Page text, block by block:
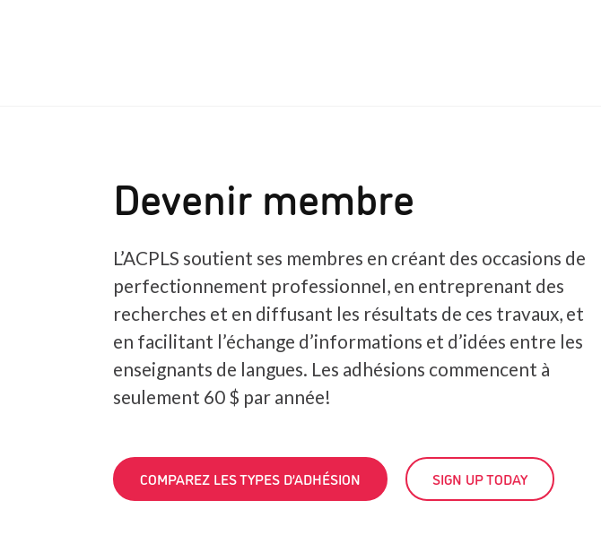
Devenir membre
L’ACPLS soutient ses membres en créant des occasions de
perfectionnement professionnel, en entreprenant des
recherches et en diffusant les résultats de ces travaux, et
en facilitant l’échange d’informations et d’idées entre les
enseignants de langues. Les adhésions commencent à
seulement 60 $ par année!
COMPAREZ LES TYPES D’ADHÉSION SIGN UP TODAY